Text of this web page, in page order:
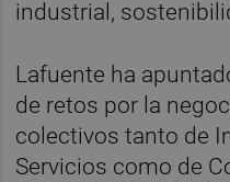
industrial,
Lafuente ha
de retos por la
colectivos tanto de
Servicios como de